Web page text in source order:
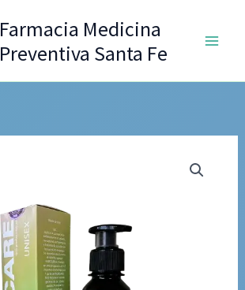
Farmacia Medicina
Preventiva Santa Fe